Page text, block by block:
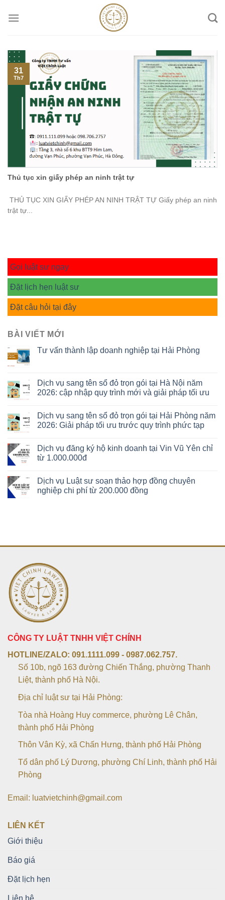
Thủ tục xin giấy phép an ninh trật tự
THỦ TỤC XIN GIẤY PHÉP AN NINH TRẬT TỰ Giấy phép an ninh
trật tự...
31
Th7
Gọi luật sư ngay
Đặt lịch hẹn luật sư
Đặt câu hỏi tại đây
BÀI VIẾT MỚI
Tư vấn thành lập doanh nghiệp tại Hải Phòng
Dịch vụ sang tên sổ đỏ trọn gói tại Hà Nội năm
2026: cập nhập quy trình mới và giải pháp tối ưu
Dịch vụ sang tên sổ đỏ trọn gói tại Hải Phòng năm
2026: Giải pháp tối ưu trước quy trình phức tạp
Dịch vụ đăng ký hộ kinh doanh tại Vin Vũ Yên chỉ
từ 1.000.000đ
Dịch vụ Luật sư soạn thảo hợp đồng chuyên
nghiệp chi phí từ 200.000 đồng
CÔNG TY LUẬT TNHH VIỆT CHÍNH
HOTLINE/ZALO: 091.1111.099 - 0987.062.757.
Số 10b, ngõ 163 đường Chiến Thắng, phường Thanh
Liệt, thành phố Hà Nội.
Địa chỉ luật sư tại Hải Phòng:
Tòa nhà Hoàng Huy commerce, phường Lê Chân,
thành phố Hải Phòng
Thôn Vân Kỳ, xã Chấn Hưng, thành phố Hải Phòng
Tổ dân phố Lý Dương, phường Chí Linh, thành phố Hải
Phòng
Email: luatvietchinh@gmail.com
LIÊN KẾT
Giới thiệu
Báo giá
Đặt lịch hẹn
Liên hệ